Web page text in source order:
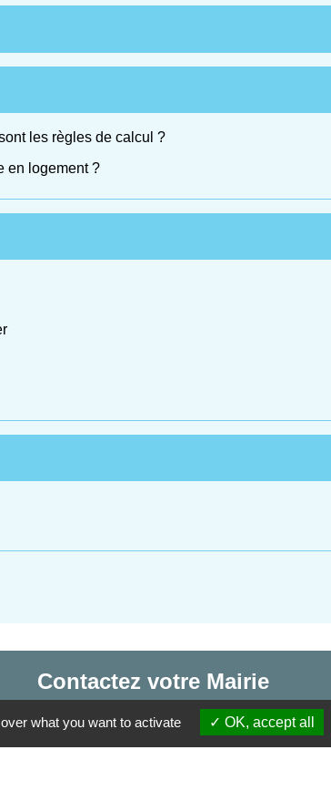
les règles de calcul ?
en logement ?
Contactez votre Mairie
Commune d'Haudivillers
5, rue de l'Église
what you want to activate OK, accept all